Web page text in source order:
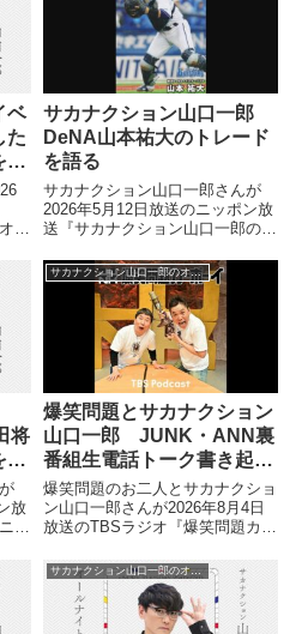
る
。
子』ミームを一緒に踊った話をし
ていました。
ベ
た
語
ー
ト
ン
た
サカナクション山口一郎
DeNA山本祐大のトレード
を語る
サカナクション山口一郎さんが
2026年5月12日放送のニッポン放
送『サカナクション山口一郎のオ
DeNAベイスターズが正捕手の山
本祐大選手を福岡ソフトバンクホ
ークスの尾形選手、井上選手とト
レードしたことについて話してい
ました。
将
語
放
ッ
い
サカナクション山口一郎のオールナイトニッポン
爆笑問題とサカナクション
山口一郎 JUNK・ANN裏
番組生電話トーク書き起こ
し
爆笑問題のお二人とサカナクショ
ン山口一郎さんが2026年8月4日
放送のTBSラジオ『爆笑問題カー
郎のオールナイトニッポン』の生
放送で電話をつないでお話してい
ました。